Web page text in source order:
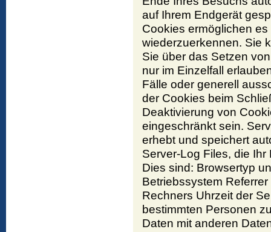
auf Ihrem Endgerät
Cookies ermöglichen
wiederzuerkennen. Sie
Sie über das Setzen
nur im Einzelfall
Fälle oder generell
der Cookies beim
Deaktivierung von
eingeschränkt sein.
erhebt und speichert
Server-Log Files, die
Dies sind: Browsertyp
Betriebssystem
Rechners Uhrzeit der
bestimmten Personen
Daten mit anderen